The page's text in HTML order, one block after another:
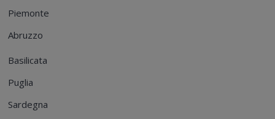
Piemonte
Abruzzo
Basilicata
Puglia
Sardegna